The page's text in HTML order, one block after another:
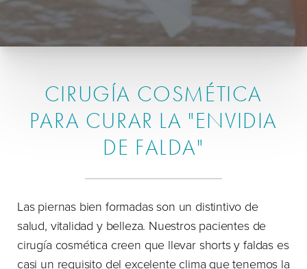
CIRUGÍA COSMÉTICA
PARA CURAR LA "ENVIDIA
DE FALDA"
Las piernas bien formadas son un distintivo de
salud, vitalidad y belleza. Nuestros pacientes de
cirugía cosmética creen que llevar shorts y faldas es
casi un requisito del excelente clima que tenemos la